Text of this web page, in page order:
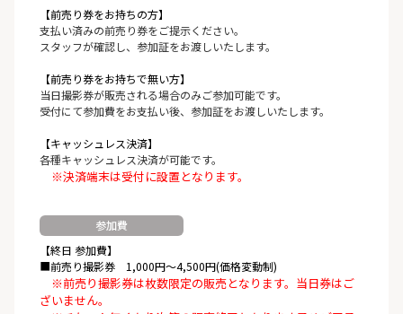
【前売り券をお持ちの方】
支払い済みの前売り券をご提示ください。
スタッフが確認し、参加証をお渡しいたします。
【前売り券をお持ちで無い方】
当日撮影券が販売される場合のみご参加可能です。
受付にて参加費をお支払い後、参加証をお渡しいたします。
【キャッシュレス決済】
各種キャッシュレス決済が可能です。
※決済端末は受付に設置となります。
参加費
【終日 参加費】
■前売り撮影券 1,000円〜4,500円(価格変動制)
※前売り撮影券は枚数限定の販売となります。当日券はご
ざいません。